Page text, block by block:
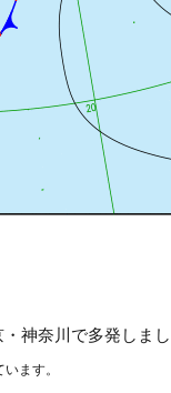
神奈川で多発しま
ます。